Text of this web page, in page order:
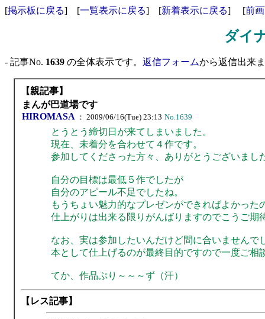
[掲示板に戻る] [一覧表示に戻る] [新着表示に戻る] [前
ダイ
- 記事No. 1639 の全体表示です。 返信フォームから返信出来
【親記事】
まんが巴道場です
HIROMASA： 2009/06/16(Tue) 23:13 No.1639
とうとう締切日が来てしまいました。
現在、未着分を合わせて４作です。
参加してくださった方々、ありがとうございまし
自分の目標は最低５作でしたが
自分のアピール不足でしたね。
もうちょい魅力的なプレゼンができればよかった
仕上がりは出来る限りがんばりますのでこうご期
なお、実は参加したいんだけど間に合いませんで
本として仕上げるのが最終目的ですので一度ご相
てか、作品ぷり～～～ず（汗）
【レス記事】